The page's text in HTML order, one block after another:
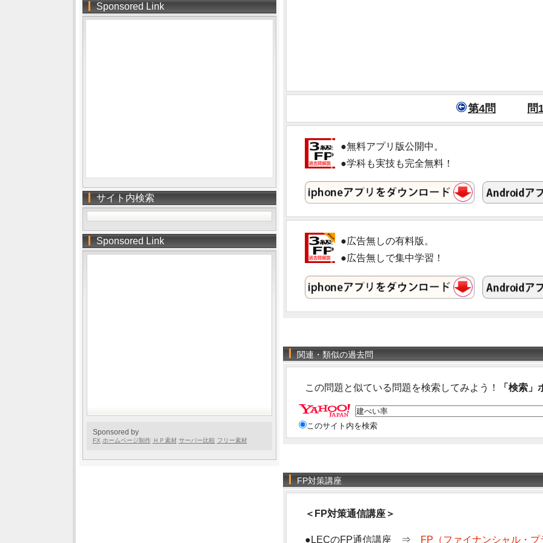
第4問 問
●無料アプリ版公開中。
●学科も実技も完全無料！
●広告無しの有料版。
●広告無しで集中学習！
関連・類似の過去問
この問題と似ている問題を検索してみよう！ 「検索
このサイト内を検索
FP対策講座
＜FP対策通信講座＞
●LECのFP通信講座 ⇒ FP（ファイナンシャル・
Sponsored Link
サイト内検索
Sponsored Link
Sponsored by
FX ホームページ制作 ＨＰ素材 サーバー比較 フリー素材